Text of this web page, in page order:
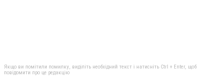
Якщо ви помітили помилку, виділіть необхідний текст і натисніть Ctrl + Enter, щоб
повідомити про це редакцію